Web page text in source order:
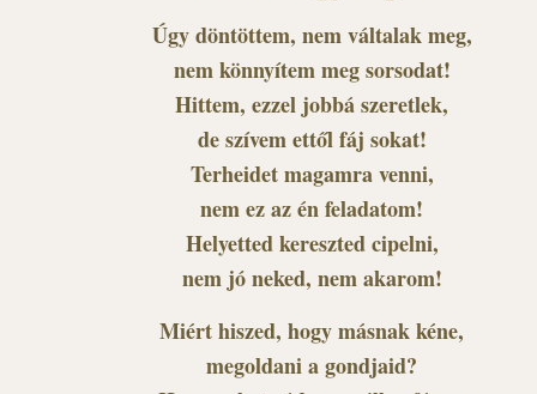
Úgy döntöttem, nem váltalak meg,
nem könnyítem meg sorsodat!
Hittem, ezzel jobbá szeretlek,
de szívem ettől fáj sokat!
Terheidet magamra venni,
nem ez az én feladatom!
Helyetted kereszted cipelni,
nem jó neked, nem akarom!
Miért hiszed, hogy másnak kéne,
megoldani a gondjaid?